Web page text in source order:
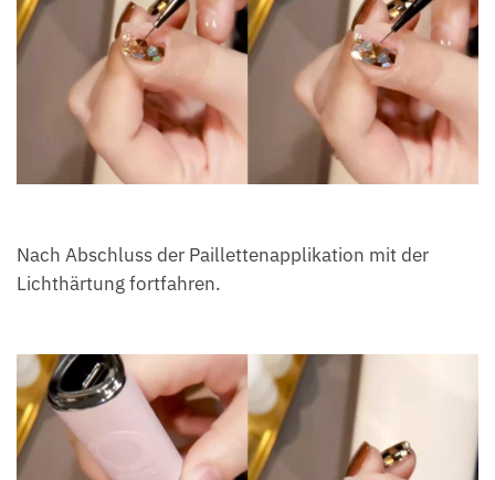
Nach Abschluss der Paillettenapplikation mit der
Lichthärtung fortfahren.